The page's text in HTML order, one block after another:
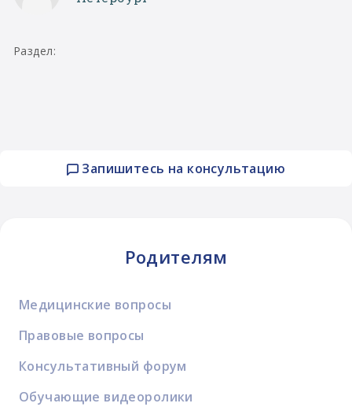
Запишитесь на консультацию
Родителям
Медицинские вопросы
Правовые вопросы
Консультативный форум
Обучающие видеоролики
Раздел: